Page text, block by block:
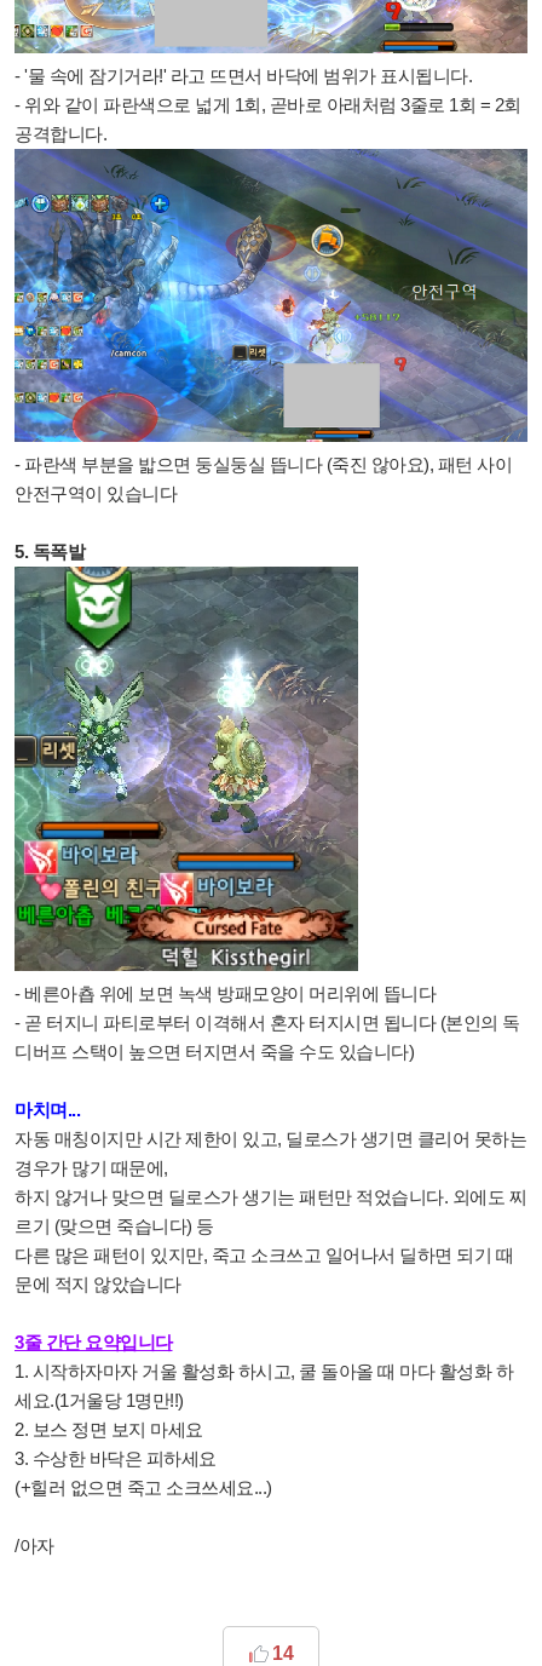
- '물 속에 잠기거라!' 라고 뜨면서 바닥에 범위가 표시됩니다.
- 위와 같이 파란색으로 넓게 1회, 곧바로 아래처럼 3줄로 1회 = 2회
공격합니다.
- 파란색 부분을 밟으면 둥실둥실 뜹니다 (죽진 않아요), 패턴 사이
안전구역이 있습니다
5. 독폭발
- 베른아춉 위에 보면 녹색 방패모양이 머리위에 뜹니다
- 곧 터지니 파티로부터 이격해서 혼자 터지시면 됩니다 (본인의 독
디버프 스택이 높으면 터지면서 죽을 수도 있습니다)
마치며...
자동 매칭이지만 시간 제한이 있고, 딜로스가 생기면 클리어 못하는
경우가 많기 때문에,
하지 않거나 맞으면 딜로스가 생기는 패턴만 적었습니다. 외에도 찌
르기 (맞으면 죽습니다) 등
다른 많은 패턴이 있지만, 죽고 소크쓰고 일어나서 딜하면 되기 때
문에 적지 않았습니다
3줄 간단 요약입니다
1. 시작하자마자 거울 활성화 하시고, 쿨 돌아올 때 마다 활성화 하
세요.(1거울당 1명만!!)
2. 보스 정면 보지 마세요
3. 수상한 바닥은 피하세요
(+힐러 없으면 죽고 소크쓰세요...)
/아자
14